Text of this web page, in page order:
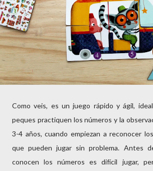
Como veis, es un juego rápido y ágil,
peques practiquen los números y la
3-4 años, cuando empiezan a reconocer
que pueden jugar sin problema. Antes
conocen los números es difícil jugar,